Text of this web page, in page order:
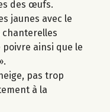
des œufs.
jaunes avec le
ainsi que le
pas trop
à la